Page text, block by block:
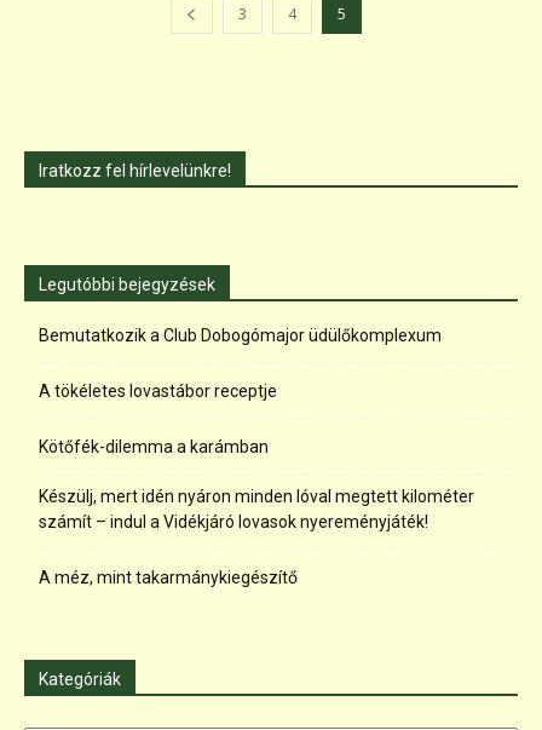
3 4 5
Iratkozz fel hírlevelünkre!
Legutóbbi bejegyzések
Bemutatkozik a Club Dobogómajor üdülőkomplexum
A tökéletes lovastábor receptje
Kötőfék-dilemma a karámban
Készülj, mert idén nyáron minden lóval megtett kilométer
számít – indul a Vidékjáró lovasok nyereményjáték!
A méz, mint takarmánykiegészítő
Kategóriák
Kategóriák